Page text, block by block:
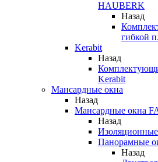
HAUBERK
Назад
гибкой
Kerabit
Назад
Kerabit
Мансардные окна
Назад
Мансардные окна
Назад
Панорамные
Назад